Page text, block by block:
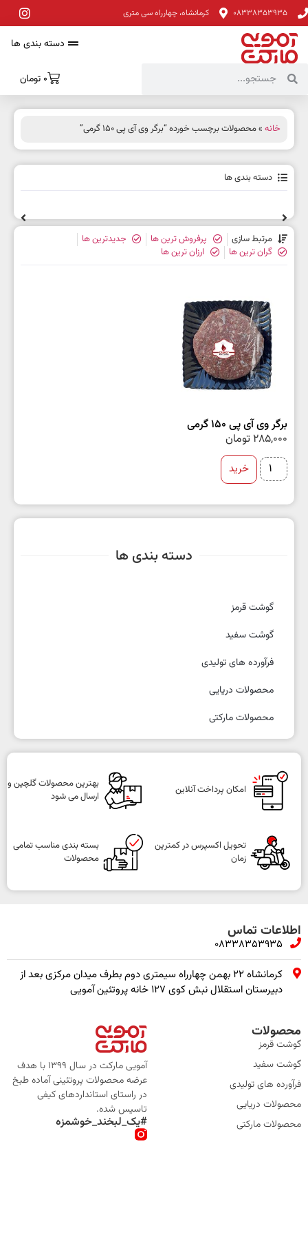
08338353935 کرمانشاه، چهارراه سی متری
دسته بندی ها
0 تومان
دسته بندی ها
گوشت قرمز
گوشت سفید
فرآورده های تولیدی
محصولات دریایی
محصولات مارکتی
خانه » محصولات برچسب خورده “برگر وی آی پی 150 گرمی”
دسته بندی ها
مرتبط سازی پرفروش ترین ها
جدیدترین ها
گران ترین ها
ارزان ترین ها
برگر وی آی پی 150 گرمی
285,000 تومان
خرید
امکان پرداخت آنلاین
بهترین محصولات گلچین و
ارسال می شود
تحویل اکسپرس در کمترین
زمان
بسته بندی مناسب تمامی
محصولات
اطلاعات تماس
08338353935
کرمانشاه ۲۲ بهمن چهارراه سیمتری دوم بطرف میدان مرکزی بعد از
دبیرستان استقلال نبش کوی ۱۲۷ خانه پروتئین آمویی
محصولات
گوشت قرمز
گوشت سفید
فرآورده های تولیدی
محصولات دریایی
محصولات مارکتی
آمویی مارکت در سال 1399 با هدف
عرضه محصولات پروتئینی آماده طبخ
در راستای استانداردهای کیفی
تاسیس شده.
#یک_لبخند_خوشمزه